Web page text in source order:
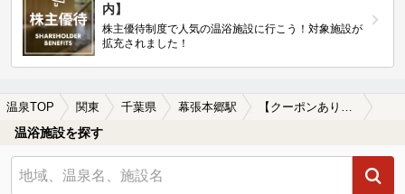
内】
株主優待制度で人気の温浴施設に行こう！対象施設が
拡充されました！
温泉TOP 関東 千葉県 幕張本郷駅
温浴施設を探す